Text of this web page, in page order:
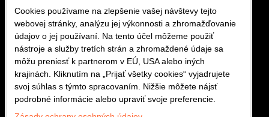
Obchodné podmienky
Reklamačné podmienky
Ochrana osobných údajov
Cookies používame na zlepšenie vašej návštevy tejto
webovej stránky, analýzu jej výkonnosti a zhromažďovanie
údajov o jej používaní. Na tento účel môžeme použiť
nástroje a služby tretích strán a zhromaždené údaje sa
môžu preniesť k partnerom v EÚ, USA alebo iných
krajinách. Kliknutím na „Prijať všetky cookies“ vyjadrujete
svoj súhlas s týmto spracovaním. Nižšie môžete nájsť
podrobné informácie alebo upraviť svoje preferencie.